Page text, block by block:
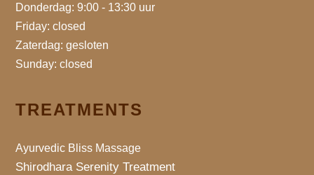
Donderdag: 9:00 - 13:30 uur
Friday: closed
Zaterdag: gesloten
Sunday: closed
TREATMENTS
Ayurvedic Bliss Massage
Shirodhara Serenity Treatment